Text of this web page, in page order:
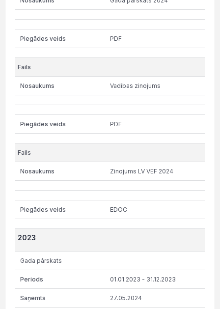
PDF
Vadibas zinojums
PDF
Zinojums LV VEF 2024
EDOC
2023
Gada pārskats
01.01.2023 - 31.12.2023
27.05.2024